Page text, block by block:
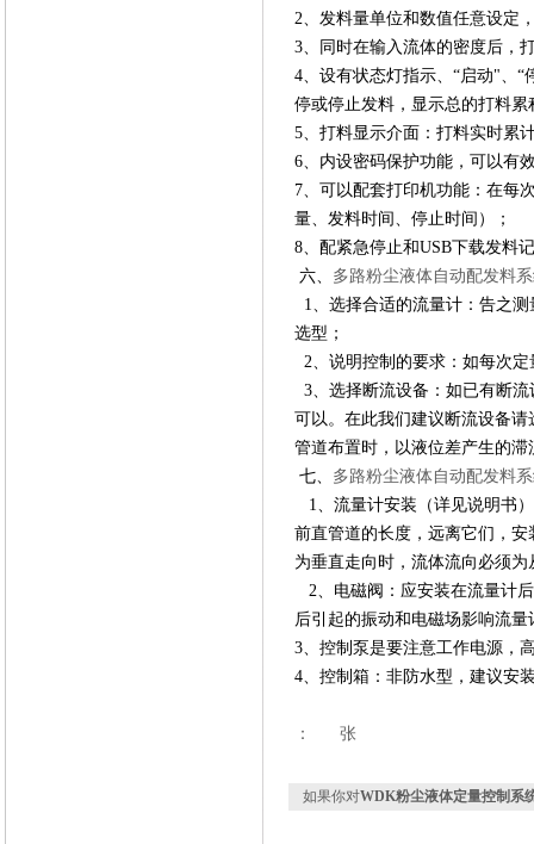
2、发料量单位和数值任意设定
3、同时在输入流体的密度后，
4、设有状态灯指示、“启动"、
停或停止发料，显示总的打料
5、打料显示介面：打料实时累
6、内设密码保护功能，可以有
7、可以配套打印机功能：在每
量、发料时间、停止时间）；
8、配紧急停止和USB下载发料
六、 多路粉尘液体自动配发料
1、选择合适的流量计：告之
选型；
2、说明控制的要求：如每次
3、选择断流设备：如已有断
可以。在此我们建议断流设备
管道布置时，以液位差产生的
七、 多路粉尘液体自动配发料
1、流量计安装（详见说明书
前直管道的长度，远离它们，
为垂直走向时，流体流向必须为
2、电磁阀：应安装在流量计
后引起的振动和电磁场影响流
3、控制泵是要注意工作电源，
4、控制箱：非防水型，建议安
： 张
如果你对WDK粉尘液体定量控制系